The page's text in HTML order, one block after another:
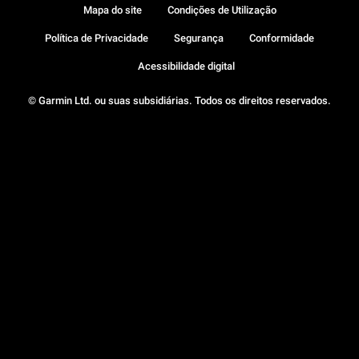
© Garmin Ltd. ou suas subsidiárias. Todos os direitos reservados.
Mapa do site Condições de Utilização
Política de Privacidade Segurança Conformidade
Acessibilidade digital